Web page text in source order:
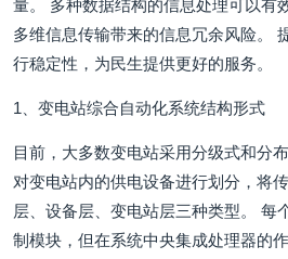
量。 多种数据结构的信息处理可以有
多维信息传输带来的信息冗余风险。
行稳定性，为民生提供更好的服务。
1、变电站综合自动化系统结构形式
目前，大多数变电站采用分级式和分
对变电站内的供电设备进行划分，将
层、设备层、变电站层三种类型。 每
制模块，但在系统中央集成处理器的